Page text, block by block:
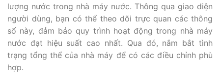
lượng nước trong nhà máy nước. Thông qua giao diện
người dùng, bạn có thể theo dõi trực quan các thông
số này, đảm bảo quy trình hoạt động trong nhà máy
nước đạt hiệu suất cao nhất. Qua đó, nắm bắt tình
trạng tổng thể của nhà máy để có các điều chỉnh phù
hợp.